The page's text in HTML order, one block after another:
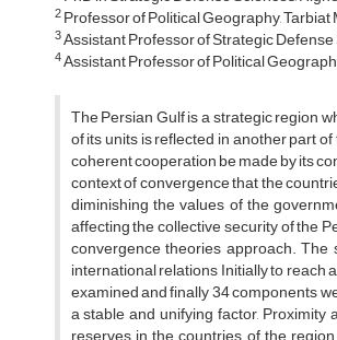
2Professor of Political Geography,
3Assistant Professor of Strategic
4Assistant Professor of Political
The Persian Gulf is a strategic region
of its units is reflected in another part
coherent cooperation be made by its
context of convergence that the
diminishing the values of the
affecting the collective security of the
convergence theories approach.
international relations Initially to reach
examined and finally 34 components
a stable and unifying factor,